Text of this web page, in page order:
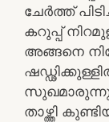
ചേർത്ത്
കറുപ്പ്
അങ്ങനെ
സുഖമാരുന്നു
താഴ്ത്തി